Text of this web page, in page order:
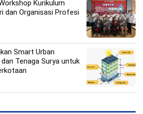
Kurikulum
dan Organisasi Profesi
Smart Urban
Tenaga Surya untuk